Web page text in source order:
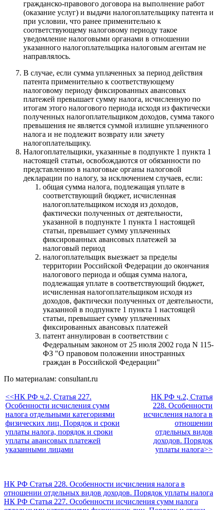
гражданско-правового договора на выполнение работ
(оказание услуг) и выдачи налогоплательщику патента и
при условии, что ранее применительно к
соответствующему налоговому периоду такое
уведомление налоговыми органами в отношении
указанного налогоплательщика налоговым агентам не
направлялось.
В случае, если сумма уплаченных за период действия
патента применительно к соответствующему
налоговому периоду фиксированных авансовых
платежей превышает сумму налога, исчисленную по
итогам этого налогового периода исходя из фактически
полученных налогоплательщиком доходов, сумма такого
превышения не является суммой излишне уплаченного
налога и не подлежит возврату или зачету
налогоплательщику.
Налогоплательщики, указанные в подпункте 1 пункта 1
настоящей статьи, освобождаются от обязанности по
представлению в налоговые органы налоговой
декларации по налогу, за исключением случаев, если:
общая сумма налога, подлежащая уплате в
соответствующий бюджет, исчисленная
налогоплательщиком исходя из доходов,
фактически полученных от деятельности,
указанной в подпункте 1 пункта 1 настоящей
статьи, превышает сумму уплаченных
фиксированных авансовых платежей за
налоговый период
налогоплательщик выезжает за пределы
территории Российской Федерации до окончания
налогового периода и общая сумма налога,
подлежащая уплате в соответствующий бюджет,
исчисленная налогоплательщиком исходя из
доходов, фактически полученных от деятельности,
указанной в подпункте 1 пункта 1 настоящей
статьи, превышает сумму уплаченных
фиксированных авансовых платежей
патент аннулирован в соответствии с
Федеральным законом от 25 июля 2002 года N 115-
ФЗ "О правовом положении иностранных
граждан в Российской Федерации"
По материалам: consultant.ru
<<НК РФ ч.2, Статья 227.
Особенности исчисления сумм
налога отдельными категориями
физических лиц. Порядок и сроки
уплаты налога, порядок и сроки
уплаты авансовых платежей
указанными лицами
НК РФ ч.2, Статья
228. Особенности
исчисления налога в
отношении
отдельных видов
доходов. Порядок
уплаты налога>>
НК РФ Статья 228. Особенности исчисления налога в
отношении отдельных видов доходов. Порядок уплаты налога
НК РФ Статья 227. Особенности исчисления сумм налога